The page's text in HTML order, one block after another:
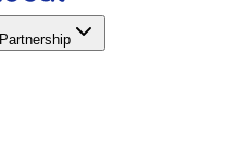
Partnership